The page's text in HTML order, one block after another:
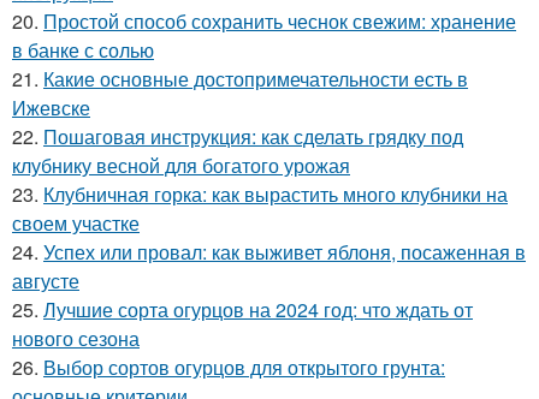
20. Простой способ сохранить чеснок свежим: хранение
в банке с солью
21. Какие основные достопримечательности есть в
Ижевске
22. Пошаговая инструкция: как сделать грядку под
клубнику весной для богатого урожая
23. Клубничная горка: как вырастить много клубники на
своем участке
24. Успех или провал: как выживет яблоня, посаженная в
августе
25. Лучшие сорта огурцов на 2024 год: что ждать от
нового сезона
26. Выбор сортов огурцов для открытого грунта: